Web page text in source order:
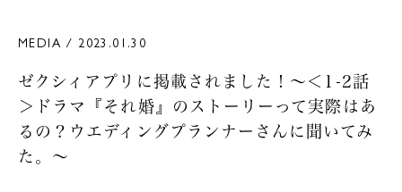
MEDIA / 2023.01.30
ゼクシィアプリに掲載されました！〜＜1-2話
＞ドラマ『それ婚』のストーリーって実際はあ
るの？ウエディングプランナーさんに聞いてみ
た。〜